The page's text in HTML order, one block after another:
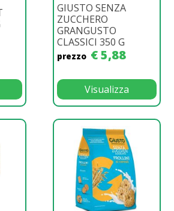
GIUSTO SENZA
ZUCCHERO
GRANGUSTO
CLASSICI 350 G
prezzo € 5,88
Visualizza